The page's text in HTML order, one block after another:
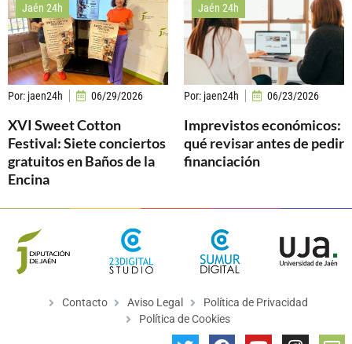
Jaén 24h
Por: jaen24h 06/29/2026
XVI Sweet Cotton
Festival: Siete conciertos
gratuitos en Baños de la
Encina
Jaén 24h
Por: jaen24h 06/23/2026
Imprevistos económicos:
qué revisar antes de pedir
financiación
Contacto Aviso Legal
Política de Privacidad
Política de Cookies